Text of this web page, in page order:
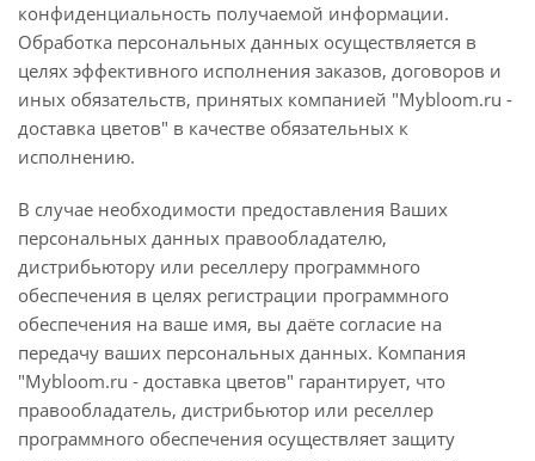
конфиденциальность получаемой информации.
Обработка персональных данных осуществляется в
целях эффективного исполнения заказов, договоров и
иных обязательств, принятых компанией "Mybloom.ru -
доставка цветов" в качестве обязательных к
исполнению.
В случае необходимости предоставления Ваших
персональных данных правообладателю,
дистрибьютору или реселлеру программного
обеспечения в целях регистрации программного
обеспечения на ваше имя, вы даёте согласие на
передачу ваших персональных данных. Компания
"Mybloom.ru - доставка цветов" гарантирует, что
правообладатель, дистрибьютор или реселлер
программного обеспечения осуществляет защиту